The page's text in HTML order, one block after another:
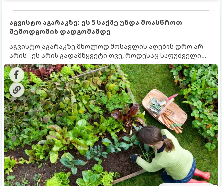
აგვისტო აგარაკზე: ეს 5 საქმე უნდა მოასწროთ
შემოდგომის დადგომამდე
აგვისტო აგარაკზე მხოლოდ მოსავლის აღების დრო არ
არის - ეს არის გადამწყვეტი თვე, როდესაც საფუძველი
ეყრება მომავალი წლის მოსავალს და ბაღი მზადდება
შემოდგომა-ზამთრის სეზონისთვის. იმისათვის, რომ
ნიადაგმა ენერგია აღიდგინოს, ხოლო მცენარეებმა
ზამთარს გაუძლონ, აგვისტოს ბოლომდე 5
მნიშვნელოვანი საქმის გაკეთება უნდა მოასწროთ: